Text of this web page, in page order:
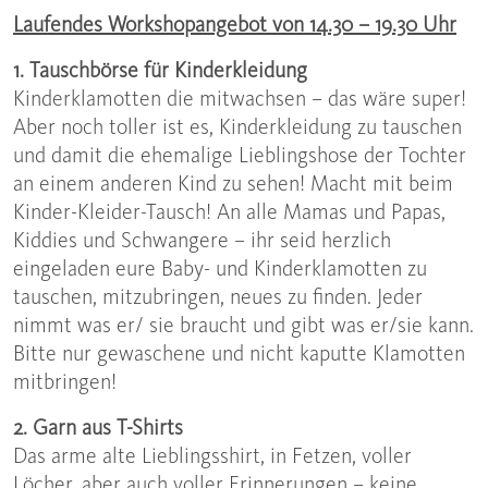
Laufendes Workshopangebot von 14.30 – 19.30 Uhr
1. Tauschbörse für Kinderkleidung
Kinderklamotten die mitwachsen – das wäre super!
Aber noch toller ist es, Kinderkleidung zu tauschen
und damit die ehemalige Lieblingshose der Tochter
an einem anderen Kind zu sehen! Macht mit beim
Kinder-Kleider-Tausch! An alle Mamas und Papas,
Kiddies und Schwangere – ihr seid herzlich
eingeladen eure Baby- und Kinderklamotten zu
tauschen, mitzubringen, neues zu finden. Jeder
nimmt was er/ sie braucht und gibt was er/sie kann.
Bitte nur gewaschene und nicht kaputte Klamotten
mitbringen!
2. Garn aus T-Shirts
Das arme alte Lieblingsshirt, in Fetzen, voller